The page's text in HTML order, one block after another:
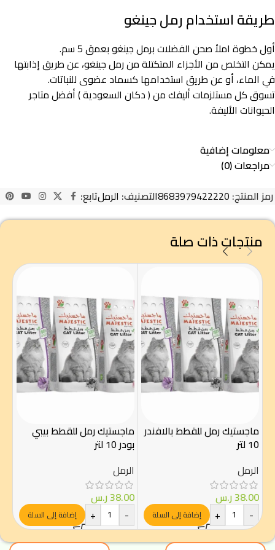
طريقة استخدام رمل جينغو
أول خطوة املأ صحن الفضلات برمل جينغو بعمق 5 سم.
يمكن التخلص من الأجزاء المتكتلة من رمل جينغو، عن طريق إذابتها
في الماء، أو عن طريق استخدامها كسماد عضوى للنباتات.
تسوق كل مستلزمات أليفك من ( دكان السعودية ) أفضل متاجر
الحيوانات الأليفة.
معلومات إضافية
مراجعات (0)
رمز المنتج: 8683979422220التصنيف: الرملتابع:
منتجات ذات صلة
ماجستيك رمل للقطط بالافندر
10 لتر
الرمل
38.00ر.س
-
+ إضافة إلى السلة
ماجستيك رمل للقطط بيبي
بودر 10 لتر
الرمل
38.00ر.س
-
+ إضافة إلى السلة